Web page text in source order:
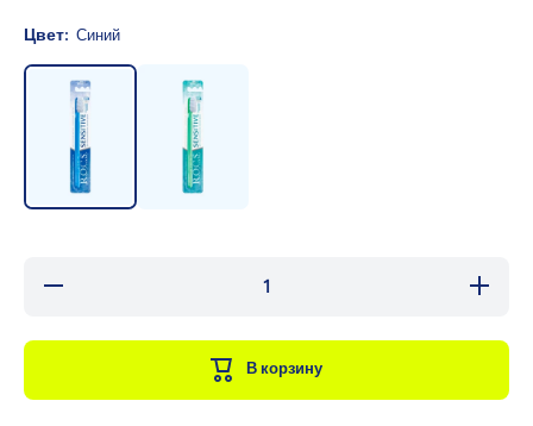
Цвет: Синий
Уменьшить
Зубная
В корзину